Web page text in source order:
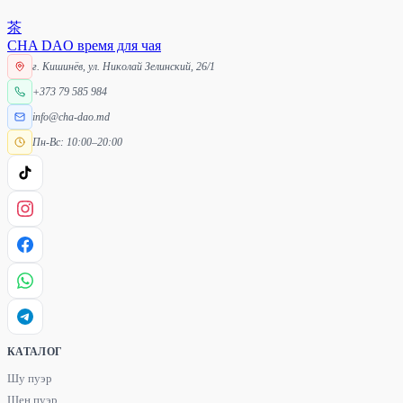
茶
CHA DAO время для чая
г. Кишинёв, ул. Николай Зелинский, 26/1
+373 79 585 984
info@cha-dao.md
Пн-Вс: 10:00–20:00
КАТАЛОГ
Шу пуэр
Шен пуэр